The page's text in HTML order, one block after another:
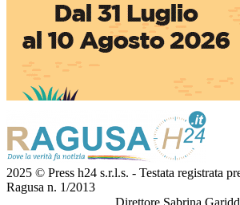
2025 © Press h24 s.r.l.s. - Testata registrata
Ragusa n. 1/2013
Direttore Sabrina